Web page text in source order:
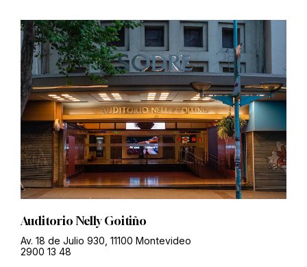
Auditorio Nelly Goitiño
Av. 18 de Julio 930, 11100 Montevideo
2900 13 48